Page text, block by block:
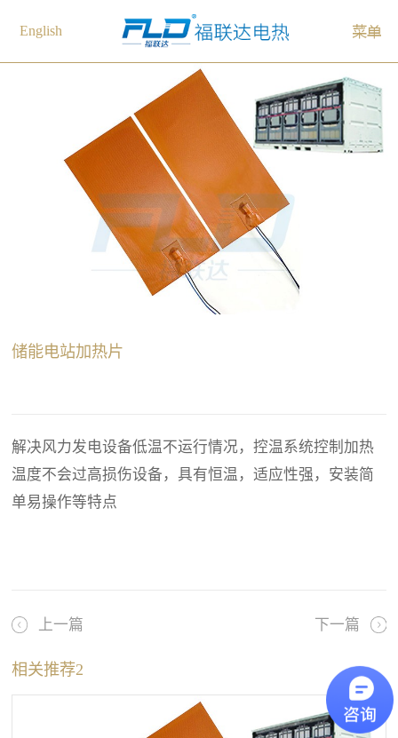
English
储能电站加热片
解决风力发电设备低温不运行情况，控温系统控制加热
温度不会过高损伤设备，具有恒温，适应性强，安装简
单易操作等特点
上一篇 下一篇
相关推荐2